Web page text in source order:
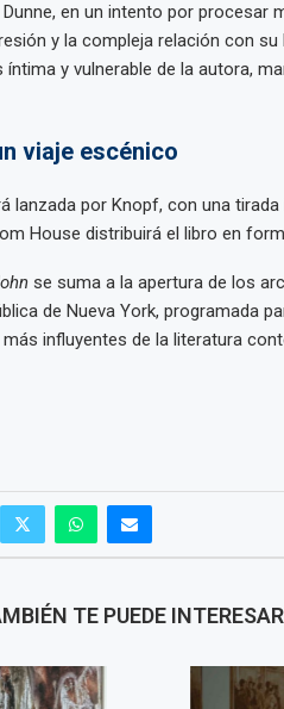
en un intento por procesar
y la compleja relación con su
y vulnerable de la autora,
viaje escénico
lanzada por Knopf, con una tirada
House distribuirá el libro en
se suma a la apertura de los
de Nueva York, programada
influyentes de la literatura
TE PUEDE INTERESAR